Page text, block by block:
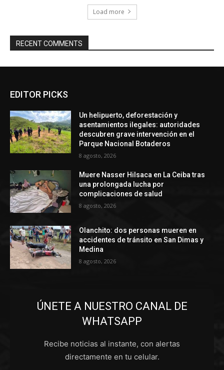
Load more
RECENT COMMENTS
EDITOR PICKS
Un helipuerto, deforestación y
asentamientos ilegales: autoridades
descubren grave intervención en el
Parque Nacional Botaderos
8 agosto, 2026
Muere Nasser Hilsaca en La Ceiba tras
una prolongada lucha por
complicaciones de salud
8 agosto, 2026
Olanchito: dos personas mueren en
accidentes de tránsito en San Dimas y
Medina
8 agosto, 2026
ÚNETE A NUESTRO CANAL DE
WHATSAPP
Recibe noticias al instante, con alertas
directamente en tu celular.